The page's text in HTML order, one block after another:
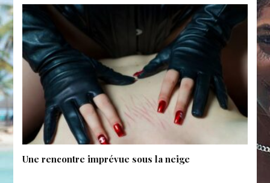
Une rencontre imprévue sous la neige